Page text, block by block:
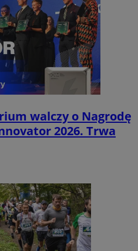
walczy o Nagrodę
2026. Trwa